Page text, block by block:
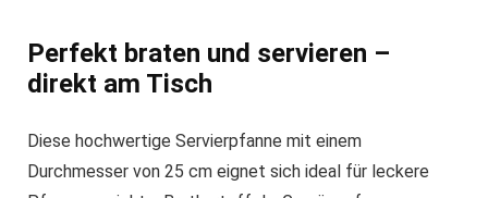
Perfekt braten und servieren –
direkt am Tisch
Diese hochwertige Servierpfanne mit einem
Durchmesser von 25 cm eignet sich ideal für leckere